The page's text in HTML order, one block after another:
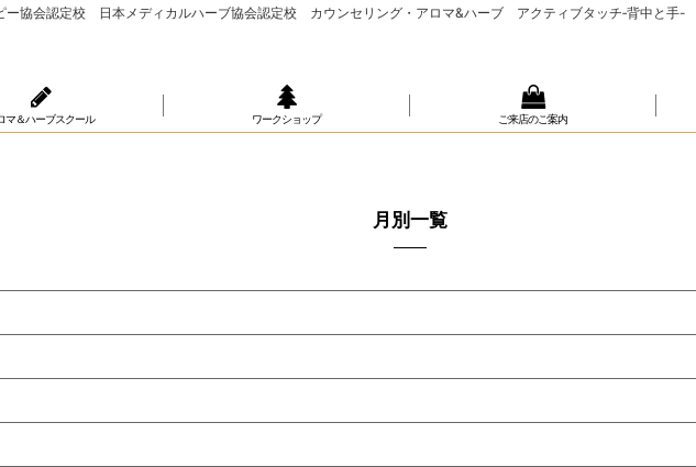
協会認定校 日本メディカルハーブ協会認定校 カウンセリング・アロマ&ハーブ アクティブタッチ‐背中と手-
マ＆ハーブスクール ワークショップ ご来店のご案内
月別一覧